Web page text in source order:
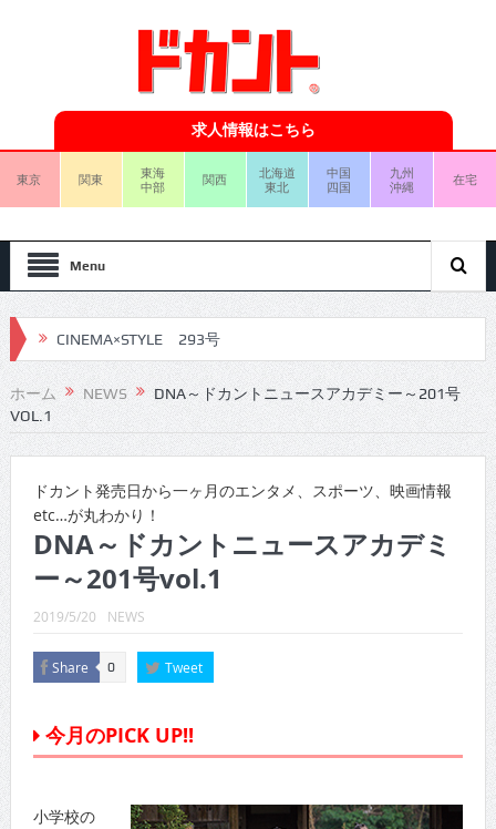
求人情報はこちら
東京 関東
東海
中部
関西
北海道
東北
中国
四国
九州
沖縄
在宅
Menu
CINEMA×STYLE 293号
CINEMA×STYLE 292号
CINEMA×STYLE 291号
CINEMA×STYLE 289号
CINEMA×STYLE 288号
CINEMA×STYLE 287号
CINEMA×STYLE 285号
ホーム NEWS
DNA～ドカントニュースアカデミー～201号
VOL.1
ドカント発売日から一ヶ月のエンタメ、スポーツ、映画情報
etc…が丸わかり！
DNA～ドカントニュースアカデミ
ー～201号vol.1
2019/5/20 NEWS
Share 0 Tweet
今月のPICK UP!!
小学校の